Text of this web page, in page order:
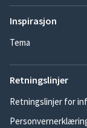
Inspirasjon
Tema
Retningslinjer
Retningslinjer for